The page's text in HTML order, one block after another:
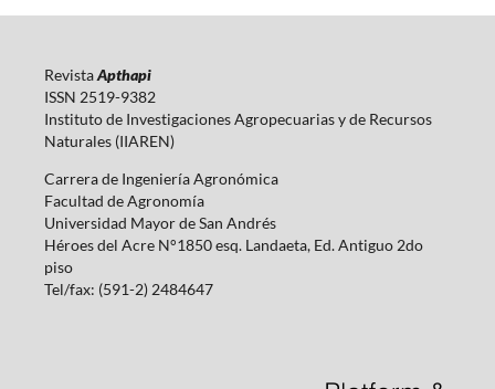
RevistaApthapi
ISSN 2519-9382
Instituto de Investigaciones Agropecuarias y de Recursos
Naturales (IIAREN)
Carrera de Ingeniería Agronómica
Facultad de Agronomía
Universidad Mayor de San Andrés
Héroes del Acre N°1850 esq. Landaeta, Ed. Antiguo 2do
piso
Tel/fax: (591-2) 2484647